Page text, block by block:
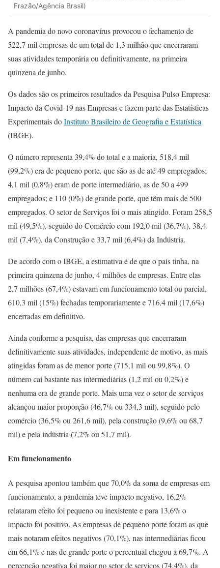
Frazão/Agência Brasil)
A pandemia do novo coronavírus provocou o fechamento de
522,7 mil empresas de um total de 1,3 milhão que encerraram
suas atividades temporária ou definitivamente, na primeira
quinzena de junho.
Os dados são os primeiros resultados da Pesquisa Pulso Empresa:
Impacto da Covid-19 nas Empresas e fazem parte das Estatísticas
Experimentais doInstituto Brasileiro de Geografia e Estatística
(IBGE).
O número representa 39,4% do total e a maioria, 518,4 mil
(99,2%) era de pequeno porte, que são as de até 49 empregados;
4,1 mil (0,8%) eram de porte intermediário, as de 50 a 499
empregados; e 110 (0%) de grande porte, que têm mais de 500
empregados. O setor de Serviços foi o mais atingido. Foram 258,5
mil (49,5%), seguido do Comércio com 192,0 mil (36,7%), 38,4
mil (7,4%), da Construção e 33,7 mil (6,4%) da Indústria.
De acordo com o IBGE, a estimativa é de que o país tinha, na
primeira quinzena de junho, 4 milhões de empresas. Entre elas
2,7 milhões (67,4%) estavam em funcionamento total ou parcial,
610,3 mil (15%) fechadas temporariamente e 716,4 mil (17,6%)
encerradas em definitivo.
Ainda conforme a pesquisa, das empresas que encerraram
definitivamente suas atividades, independente de motivo, as mais
atingidas foram as de menor porte (715,1 mil ou 99,8%). O
número cai bastante nas intermediárias (1,2 mil ou 0,2%) e
nenhuma era de grande porte. Mais uma vez o setor de serviços
alcançou maior proporção (46,7% ou 334,3 mil), seguido pelo
comércio (36,5% ou 261,6 mil), pela construção (9,6% ou 68,7
mil) e pela indústria (7,2% ou 51,7 mil).
Em funcionamento
A pesquisa apontou também que 70,0% da soma de empresas em
funcionamento, a pandemia teve impacto negativo, 16,2%
relataram efeito foi pequeno ou inexistente e para 13,6% o
impacto foi positivo. As empresas de pequeno porte foram as que
mais notaram efeitos negativos (70,1%), nas intermediárias ficou
em 66,1% e nas de grande porte o percentual chegou a 69,7%. A
percepção negativa foi maior no setor de serviços (74,4%), da